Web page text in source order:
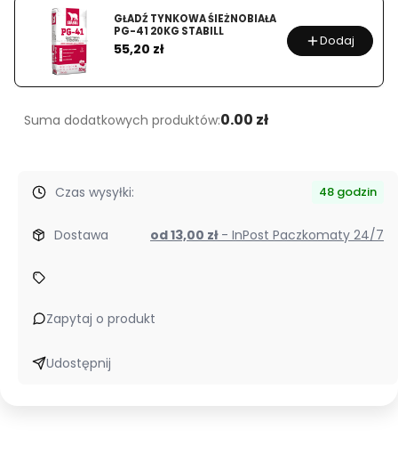
GŁADŹ TYNKOWA ŚIEŻNOBIAŁA
PG-41 20KG STABILL
Cena
55,20 zł Dodaj
Suma dodatkowych produktów:0.00 zł
Czas wysyłki: 48 godzin
Dostawa od 13,00 zł - InPost Paczkomaty 24/7
Zapytaj o produkt
Udostępnij